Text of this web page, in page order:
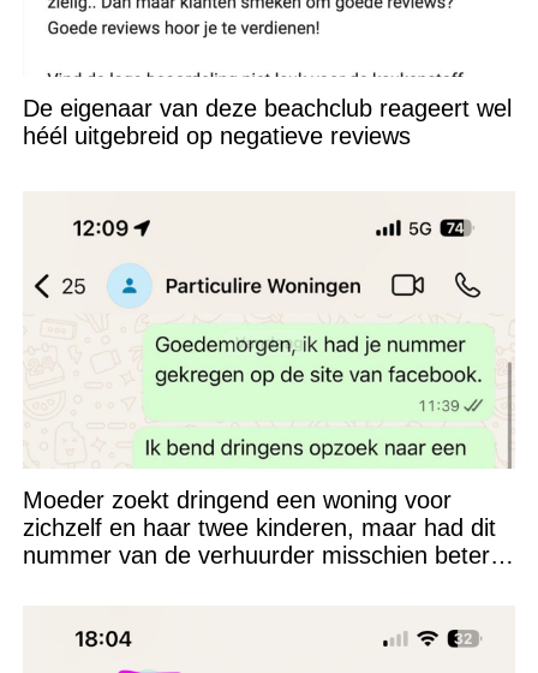
De eigenaar van deze beachclub reageert wel
héél uitgebreid op negatieve reviews
Moeder zoekt dringend een woning voor
zichzelf en haar twee kinderen, maar had dit
nummer van de verhuurder misschien beter